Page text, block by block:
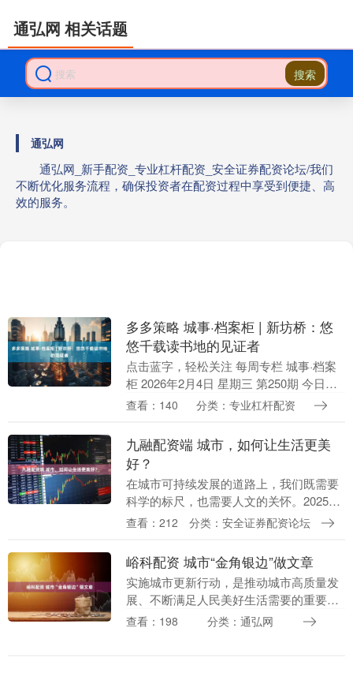
搜索
通弘网
通弘网_新手配资_专业杠杆配资_安全证券配资论坛/我们
不断优化服务流程，确保投资者在配资过程中享受到便捷、高
效的服务。
通弘网 相关话题
多多策略 城事·档案柜 | 新坊桥：悠
悠千载读书地的见证者
点击蓝字，轻松关注 每周专栏 城事·档案
柜 2026年2月4日 星期三 第250期 今日热
点 新坊桥： 悠悠千载读书地的见证者 尽
查看：140 分类：专业杠杆配资
九融配资端 城市，如何让生活更美
好？
在城市可持续发展的道路上，我们既需要
科学的标尺，也需要人文的关怀。2025世
界城市日城市可持续发展全球大会期间，
两个维度，探....
查看：212 分类：安全证券配资论坛
峪科配资 城市“金角银边”做文章
实施城市更新行动，是推动城市高质量发
展、不断满足人民美好生活需要的重要举
措。《中共中央办公厅国务院办公厅关于
查看：198 分类：通弘网